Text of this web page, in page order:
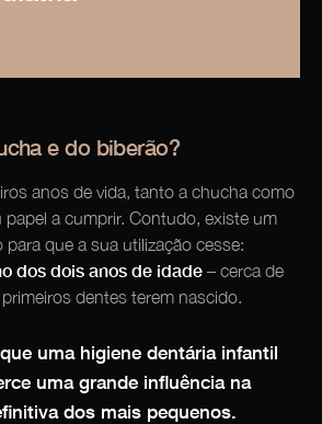
e do biberão?
anos de vida, tanto a chucha como
papel a cumprir. Contudo, existe um
que a sua utilização cesse:
dos dois anos de idade – cerca de
dentes terem nascido.
uma higiene dentária infantil
uma grande influência na
dos mais pequenos.